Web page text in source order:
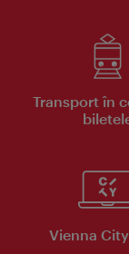
Transport în
Vienna